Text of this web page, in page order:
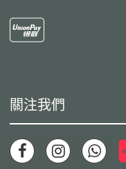
關注我們